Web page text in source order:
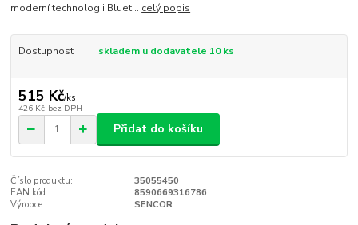
moderní technologii Bluet... celý popis
Dostupnost skladem u dodavatele 10 ks
515 Kč/ks
426 Kč bez DPH
Přidat do košíku
Číslo produktu:
35055450
EAN kód:
8590669316786
Výrobce:
SENCOR